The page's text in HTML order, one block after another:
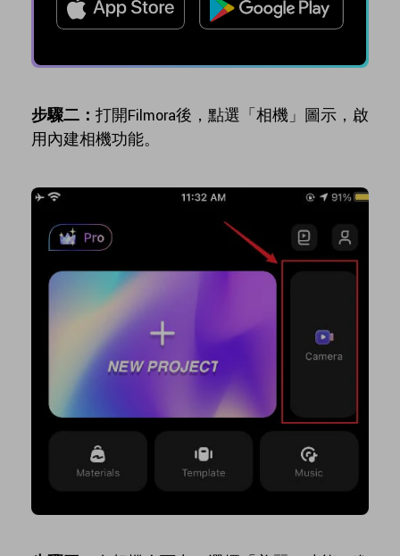
步驟二： 打開Filmora後，點選「相機」圖示，啟
用內建相機功能。